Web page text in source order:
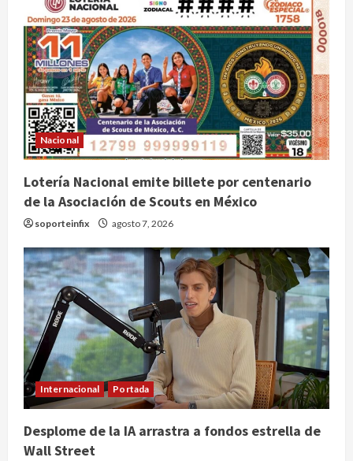
Nacional
Lotería Nacional emite billete por centenario
de la Asociación de Scouts en México
soporteinfix agosto 7, 2026
Internacional Portada
Desplome de la IA arrastra a fondos estrella de
Wall Street